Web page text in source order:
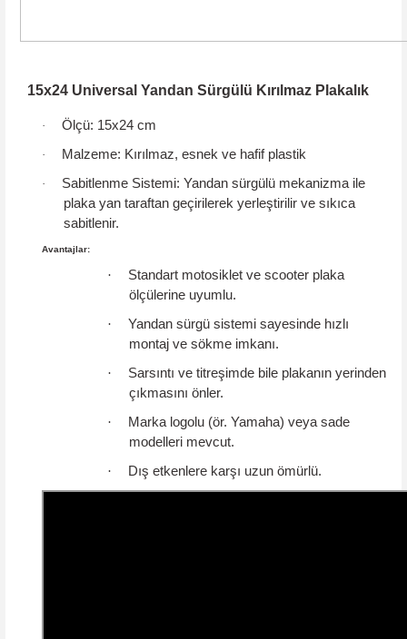
15x24 Universal Yandan Sürgülü Kırılmaz Plakalık
· Ölçü: 15x24 cm
· Malzeme: Kırılmaz, esnek ve hafif plastik
· Sabitlenme Sistemi: Yandan sürgülü mekanizma ile
plaka yan taraftan geçirilerek yerleştirilir ve sıkıca
sabitlenir.
Avantajlar:
·
Standart motosiklet ve scooter plaka
ölçülerine uyumlu.
·
Yandan sürgü sistemi sayesinde hızlı
montaj ve sökme imkanı.
·
Sarsıntı ve titreşimde bile plakanın yerinden
çıkmasını önler.
·
Marka logolu (ör. Yamaha) veya sade
modelleri mevcut.
·
Dış etkenlere karşı uzun ömürlü.